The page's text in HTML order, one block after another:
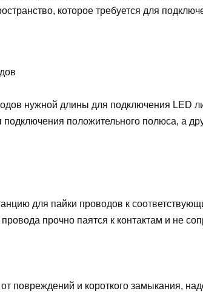
которое требуется для
нужной длины для подключения LED
подключения положительного полюса, а
для пайки проводов к
прочно паятся к контактам и не
повреждений и короткого замыкания,